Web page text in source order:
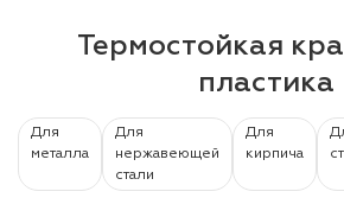
бетону,
Термостойкая
пластика
Для
металла
Для
нержавеющей
стали
Для
кирпича